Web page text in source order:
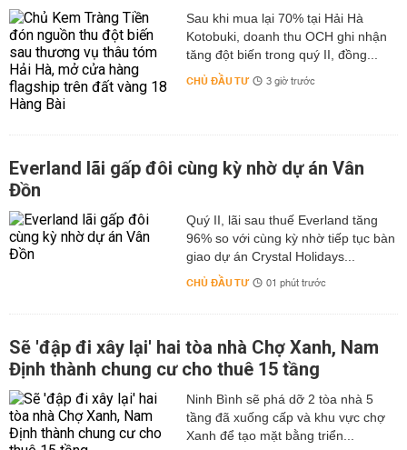
Sau khi mua lại 70% tại Hải Hà
Kotobuki, doanh thu OCH ghi nhận
tăng đột biến trong quý II, đồng...
CHỦ ĐẦU TƯ 3 giờ trước
Everland lãi gấp đôi cùng kỳ nhờ dự án Vân
Đồn
Quý II, lãi sau thuế Everland tăng
96% so với cùng kỳ nhờ tiếp tục bàn
giao dự án Crystal Holidays...
CHỦ ĐẦU TƯ 01 phút trước
Sẽ 'đập đi xây lại' hai tòa nhà Chợ Xanh, Nam
Định thành chung cư cho thuê 15 tầng
Ninh Bình sẽ phá dỡ 2 tòa nhà 5
tầng đã xuống cấp và khu vực chợ
Xanh để tạo mặt bằng triển...